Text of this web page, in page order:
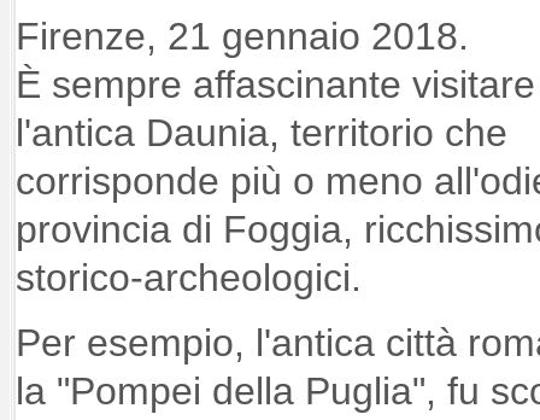
Firenze, 21 gennaio 2018.
È sempre affascinante visitare
l'antica Daunia, territorio che
corrisponde più o meno
provincia di Foggia,
storico-archeologici.
Per esempio, l'antica città
la "Pompei della Puglia", fu